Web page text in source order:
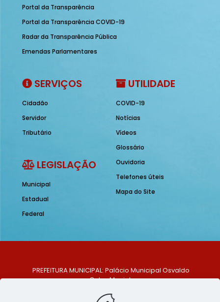
Portal da Transparência
Portal da Transparência COVID-19
Radar da Transparência Pública
Emendas Parlamentares
SERVIÇOS
Cidadão
Servidor
Tributário
LEGISLAÇÃO
Municipal
Estadual
Federal
UTILIDADE
COVID-19
Notícias
Vídeos
Glossário
Ouvidoria
Telefones úteis
Mapa do Site
PREFEITURA MUNICIPAL: Palácio Municipal Osvaldo
Celso Maciel
Centro, São Bento do Una - PE. CEP: 553370-128